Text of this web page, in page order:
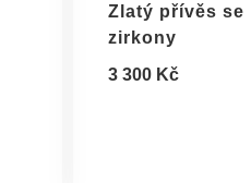
Zlatý přívěs se
zirkony
3 300 Kč